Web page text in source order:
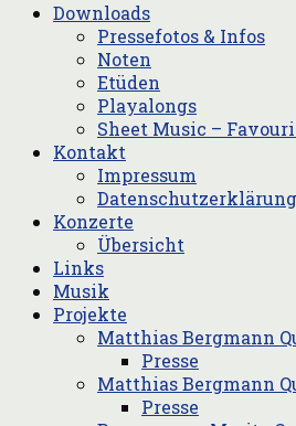
Downloads
Pressefotos & Infos
Noten
Etüden
Playalongs
Sheet Music –
Kontakt
Impressum
Datenschutzerklärung
Konzerte
Übersicht
Links
Musik
Projekte
Matthias Bergmann
Presse
Matthias Bergmann
Presse